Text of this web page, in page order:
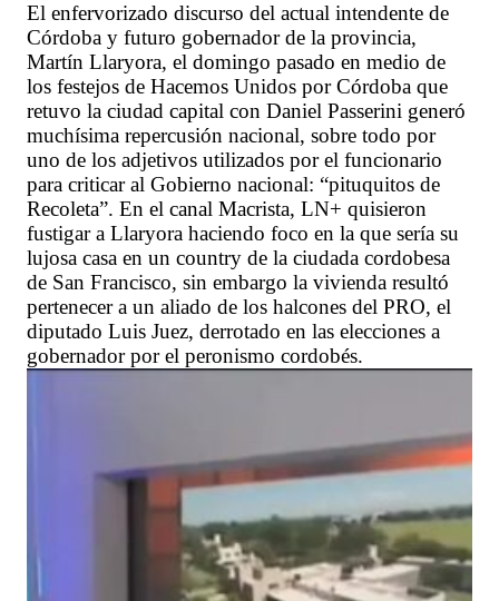
El enfervorizado discurso del actual intendente de
Córdoba y futuro gobernador de la provincia,
Martín Llaryora, el domingo pasado en medio de
los festejos de Hacemos Unidos por Córdoba que
retuvo la ciudad capital con Daniel Passerini generó
muchísima repercusión nacional, sobre todo por
uno de los adjetivos utilizados por el funcionario
para criticar al Gobierno nacional: “pituquitos de
Recoleta”. En el canal Macrista, LN+ quisieron
fustigar a Llaryora haciendo foco en la que sería su
lujosa casa en un country de la ciudada cordobesa
de San Francisco, sin embargo la vivienda resultó
pertenecer a un aliado de los halcones del PRO, el
diputado Luis Juez, derrotado en las elecciones a
gobernador por el peronismo cordobés.